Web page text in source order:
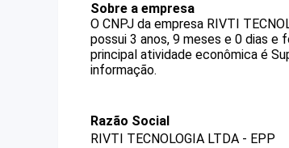
Sobre a empresa
O CNPJ da empresa RIVTI
possui 3 anos, 9 meses e 0 dias
principal atividade econômica é
informação.
Razão Social
RIVTI TECNOLOGIA LTDA - EPP